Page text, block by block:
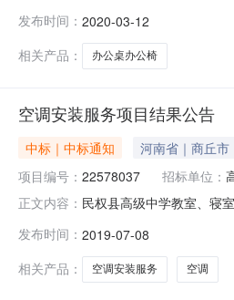
容）：学生课桌凳学生双
地点：采购人指定地点标包
发布时间： 2020-03-12
相关产品：
办公桌办公椅
空调安装服务项目结果公告
中标｜中标通知
河南省｜商丘市
项目编号： 22578037 招标单位：
正文内容： 民权县高级中学教室、寝
地点：民权县；1.4资金来
日历天内完
发布时间： 2019-07-08
相关产品：
空调安装服务 空调